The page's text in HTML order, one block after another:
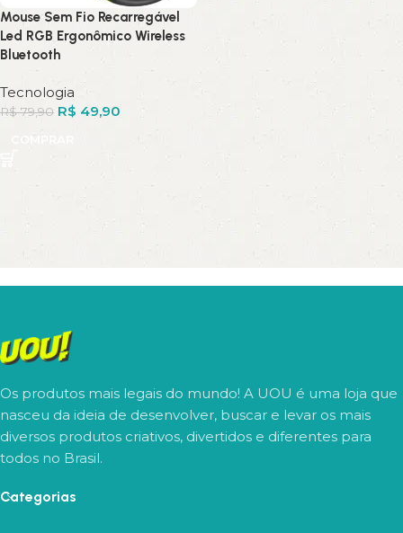
Mouse Sem Fio Recarregável
Led RGB Ergonômico Wireless
Bluetooth
Tecnologia
R$79,90 R$ 49,90
COMPRAR
Os produtos mais legais do mundo! A UOU é uma loja que
nasceu da ideia de desenvolver, buscar e levar os mais
diversos produtos criativos, divertidos e diferentes para
todos no Brasil.
Categorias